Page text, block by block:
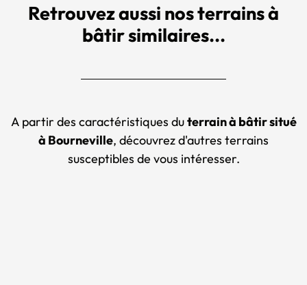
Retrouvez aussi nos terrains à
bâtir similaires...
A partir des caractéristiques duterrain à bâtir situé
à Bourneville, découvrez d'autres terrains
susceptibles de vous intéresser.